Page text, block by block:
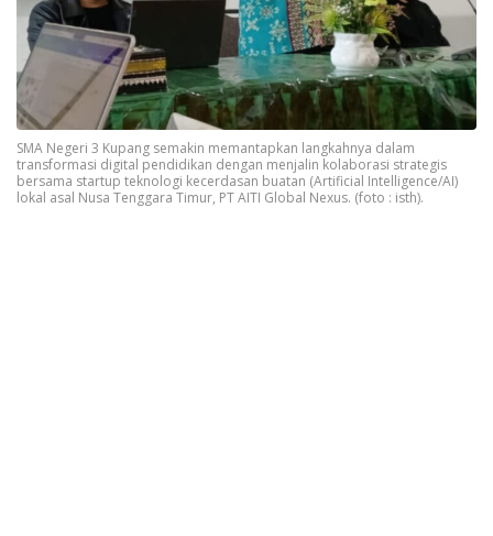
SMA Negeri 3 Kupang semakin memantapkan langkahnya dalam
transformasi digital pendidikan dengan menjalin kolaborasi strategis
bersama startup teknologi kecerdasan buatan (Artificial Intelligence/AI)
lokal asal Nusa Tenggara Timur, PT AITI Global Nexus. (foto : isth).